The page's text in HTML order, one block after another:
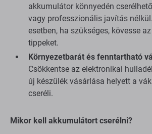
akkumulátor könnyedén
vagy professzionális javítás
esetben, ha szükséges, kövesse
tippeket.
Környezetbarát és fenntartható
Csökkentse az elektronikai
új készülék vásárlása helyett a
cseréli.
Mikor kell akkumulátort cserélni?